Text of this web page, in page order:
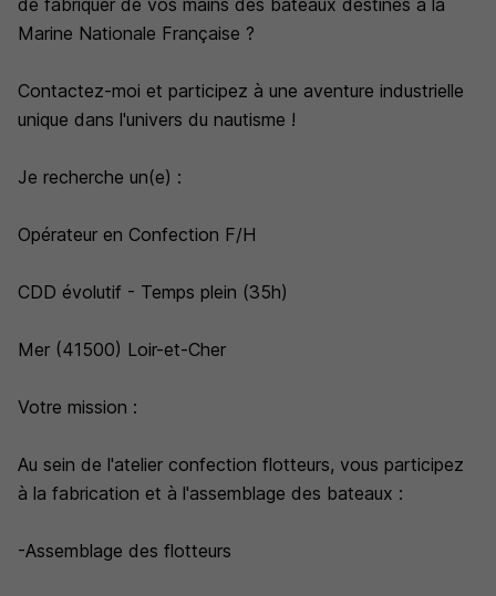
de fabriquer de vos mains des bateaux destinés à la
Marine Nationale Française ?
Contactez-moi et participez à une aventure industrielle
unique dans l'univers du nautisme !
Je recherche un(e) :
Opérateur en Confection F/H
CDD évolutif - Temps plein (35h)
Mer (41500) Loir-et-Cher
Votre mission :
Au sein de l'atelier confection flotteurs, vous participez
à la fabrication et à l'assemblage des bateaux :
-Assemblage des flotteurs